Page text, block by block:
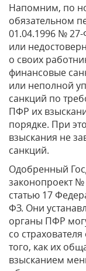
Напомним, по
обязательном
01.04.1996 №
или
о своих
финансовые
или неполной
санкций по
ПФР их
порядке. При
взыскания не
санкций.
Одобренный
законопроект
статью 17
ФЗ. Они
органы ПФР
со
того, как их
взысканием